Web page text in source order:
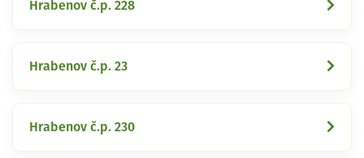
Hrabenov č.p. 228
Hrabenov č.p. 23
Hrabenov č.p. 230